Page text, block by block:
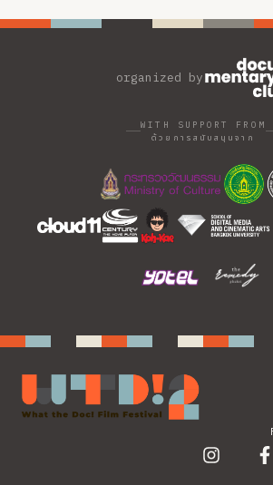
organized by
WITH SUPPORT FROM
ด้วยการสนับสนุนจาก